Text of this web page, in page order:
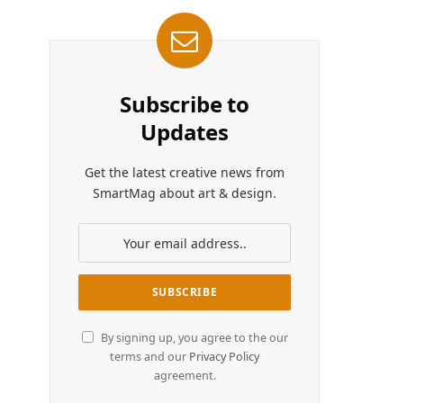
Subscribe to
Updates
Get the latest creative news from
SmartMag about art & design.
By signing up, you agree to the our
terms and our Privacy Policy
agreement.